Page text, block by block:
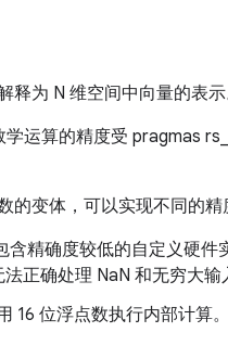
释为 N 维空间中向量的表示
学运算的精度受 pragmas
的变体，可以实现不同的
含精确度较低的自定义硬
正确处理 NaN 和无穷大输
16 位浮点数执行内部计算